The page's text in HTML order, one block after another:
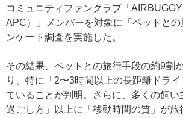
コミュニティファンクラブ「
APC）」メンバーを対象に「ペットと
ンケート調査を実施した。
その結果、ペットとの旅行手段の約9割
り、特に「2〜3時間以上の長距離ドラ
ていることが判明。さらに、多くの飼い
過ごし方」以上に「移動時間の質」が旅